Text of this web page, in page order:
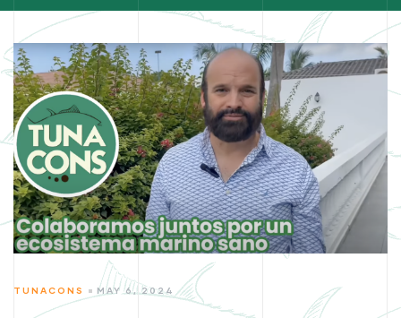
CATEGORIES
TUNACONS MAY 6, 2024